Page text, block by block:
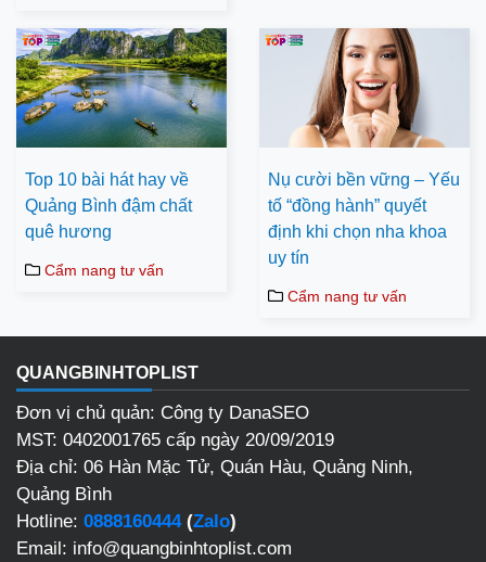
Top 10 bài hát hay về
Quảng Bình đậm chất
quê hương
Cẩm nang tư vấn
Nụ cười bền vững – Yếu
tố “đồng hành” quyết
định khi chọn nha khoa
uy tín
Cẩm nang tư vấn
QUANGBINHTOPLIST
Đơn vị chủ quản: Công ty DanaSEO
MST: 0402001765 cấp ngày 20/09/2019
Địa chỉ: 06 Hàn Mặc Tử, Quán Hàu, Quảng Ninh,
Quảng Bình
Hotline: 0888160444(Zalo)
Email: info@quangbinhtoplist.com